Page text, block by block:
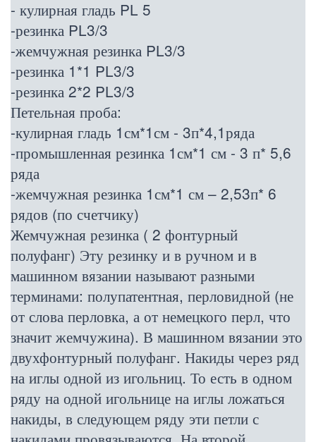
- кулирная гладь PL 5
-резинка PL3/3
-жемчужная резинка PL3/3
-резинка 1*1 PL3/3
-резинка 2*2 PL3/3
Петельная проба:
-кулирная гладь 1см*1см - 3п*4,1ряда
-промышленная резинка 1см*1 см - 3 п* 5,6
ряда
-жемчужная резинка 1см*1 см – 2,53п* 6
рядов (по счетчику)
Жемчужная резинка ( 2 фонтурный
полуфанг) Эту резинку и в ручном и в
машинном вязании называют разными
терминами: полупатентная, перловидной (не
от слова перловка, а от немецкого перл, что
значит жемчужина). В машинном вязании это
двухфонтурный полуфанг. Накиды через ряд
на иглы одной из игольниц. То есть в одном
ряду на одной игольнице на иглы ложаться
накиды, в следующем ряду эти петли с